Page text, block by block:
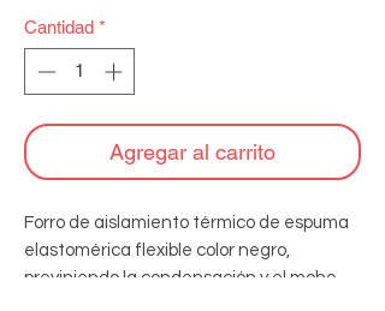
Cantidad *
Agregar al carrito
Forro de aislamiento térmico de espuma
elastomérica flexible color negro,
previniendo la condensación y el moho.